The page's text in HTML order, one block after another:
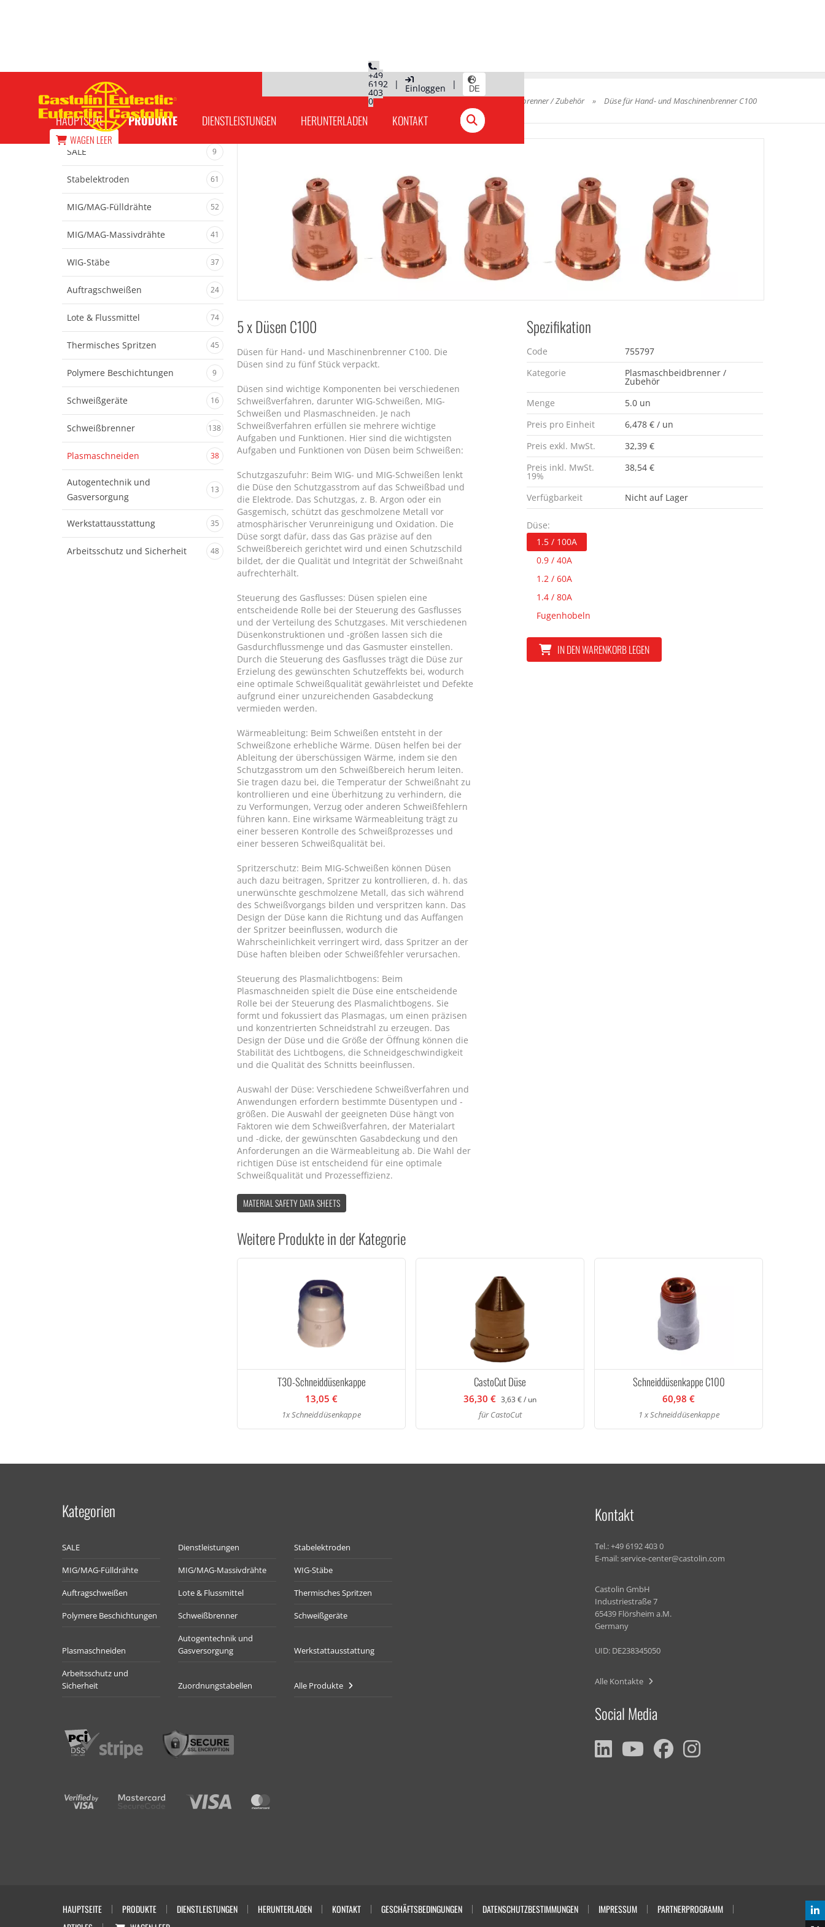
+49
6192
403
0
| Einloggen | DE
HAUPTSEITE PRODUKTE DIENSTLEISTUNGEN HERUNTERLADEN KONTAKT
WAGEN LEER
Produkte Deutschland » Plasmaschbeidbrenner / Zubehör » Düse für Hand- und Maschinenbrenner C100
Düsen C100
SALE 9
Stabelektroden 61
MIG/MAG-Fülldrähte 52
MIG/MAG-Massivdrähte 41
WIG-Stäbe 37
Auftragschweißen 24
Lote & Flussmittel 74
Thermisches Spritzen 45
Polymere Beschichtungen 9
Schweißgeräte 16
Schweißbrenner 138
Plasmaschneiden 38
Autogentechnik und
Gasversorgung
13
Werkstattausstattung 35
Arbeitsschutz und Sicherheit 48
5 x Düsen C100
Düsen für Hand- und Maschinenbrenner C100. Die
Düsen sind zu fünf Stück verpackt.
Düsen sind wichtige Komponenten bei verschiedenen
Schweißverfahren, darunter WIG-Schweißen, MIG-
Schweißen und Plasmaschneiden. Je nach
Schweißverfahren erfüllen sie mehrere wichtige
Aufgaben und Funktionen. Hier sind die wichtigsten
Aufgaben und Funktionen von Düsen beim Schweißen:
Schutzgaszufuhr: Beim WIG- und MIG-Schweißen lenkt
die Düse den Schutzgasstrom auf das Schweißbad und
die Elektrode. Das Schutzgas, z. B. Argon oder ein
Gasgemisch, schützt das geschmolzene Metall vor
atmosphärischer Verunreinigung und Oxidation. Die
Düse sorgt dafür, dass das Gas präzise auf den
Schweißbereich gerichtet wird und einen Schutzschild
bildet, der die Qualität und Integrität der Schweißnaht
aufrechterhält.
Steuerung des Gasflusses: Düsen spielen eine
entscheidende Rolle bei der Steuerung des Gasflusses
und der Verteilung des Schutzgases. Mit verschiedenen
Düsenkonstruktionen und -größen lassen sich die
Gasdurchflussmenge und das Gasmuster einstellen.
Durch die Steuerung des Gasflusses trägt die Düse zur
Erzielung des gewünschten Schutzeffekts bei, wodurch
eine optimale Schweißqualität gewährleistet und Defekte
aufgrund einer unzureichenden Gasabdeckung
vermieden werden.
Wärmeableitung: Beim Schweißen entsteht in der
Schweißzone erhebliche Wärme. Düsen helfen bei der
Ableitung der überschüssigen Wärme, indem sie den
Schutzgasstrom um den Schweißbereich herum leiten.
Sie tragen dazu bei, die Temperatur der Schweißnaht zu
kontrollieren und eine Überhitzung zu verhindern, die
zu Verformungen, Verzug oder anderen Schweißfehlern
führen kann. Eine wirksame Wärmeableitung trägt zu
einer besseren Kontrolle des Schweißprozesses und
einer besseren Schweißqualität bei.
Spritzerschutz: Beim MIG-Schweißen können Düsen
auch dazu beitragen, Spritzer zu kontrollieren, d. h. das
unerwünschte geschmolzene Metall, das sich während
des Schweißvorgangs bilden und verspritzen kann. Das
Design der Düse kann die Richtung und das Auffangen
der Spritzer beeinflussen, wodurch die
Wahrscheinlichkeit verringert wird, dass Spritzer an der
Düse haften bleiben oder Schweißfehler verursachen.
Steuerung des Plasmalichtbogens: Beim
Plasmaschneiden spielt die Düse eine entscheidende
Rolle bei der Steuerung des Plasmalichtbogens. Sie
formt und fokussiert das Plasmagas, um einen präzisen
und konzentrierten Schneidstrahl zu erzeugen. Das
Design der Düse und die Größe der Öffnung können die
Stabilität des Lichtbogens, die Schneidgeschwindigkeit
und die Qualität des Schnitts beeinflussen.
Auswahl der Düse: Verschiedene Schweißverfahren und
Anwendungen erfordern bestimmte Düsentypen und -
größen. Die Auswahl der geeigneten Düse hängt von
Faktoren wie dem Schweißverfahren, der Materialart
und -dicke, der gewünschten Gasabdeckung und den
Anforderungen an die Wärmeableitung ab. Die Wahl der
richtigen Düse ist entscheidend für eine optimale
Schweißqualität und Prozesseffizienz.
Spezifikation
Code
755797
Kategorie
Plasmaschbeidbrenner /
Zubehör
Menge
5.0 un
Preis pro Einheit
6,478 € / un
Preis exkl. MwSt.
32,39 €
Preis inkl. MwSt.
19%
38,54 €
Verfügbarkeit Nicht auf Lager
Düse:
1.5 / 100A
0.9 / 40A
1.2 / 60A
1.4 / 80A
Fugenhobeln
IN DEN WARENKORB LEGEN
MATERIAL SAFETY DATA SHEETS
Weitere Produkte in der Kategorie
T30-Schneiddüsenkappe
13,05 €
1x Schneiddüsenkappe
CastoCut Düse
36,30 € 3,63 € / un
für CastoCut
Schneiddüsenkappe C100
60,98 €
1 x Schneiddüsenkappe
Kategorien
SALE Dienstleistungen Stabelektroden
MIG/MAG-Fülldrähte MIG/MAG-Massivdrähte WIG-Stäbe
Auftragschweißen Lote & Flussmittel Thermisches Spritzen
Polymere Beschichtungen Schweißbrenner Schweißgeräte
Plasmaschneiden
Autogentechnik und
Gasversorgung
Werkstattausstattung
Arbeitsschutz und
Sicherheit
Zuordnungstabellen Alle Produkte
Kontakt
Tel.:+49 6192 403 0
E-mail:service-center@castolin.com
Castolin GmbH
Industriestraße 7
65439 Flörsheim a.M.
Germany
UID: DE238345050
Alle Kontakte
Social Media
HAUPTSEITE PRODUKTE DIENSTLEISTUNGEN HERUNTERLADEN KONTAKT GESCHÄFTSBEDINGUNGEN DATENSCHUTZBESTIMMUNGEN IMPRESSUM
PARTNERPROGRAMM